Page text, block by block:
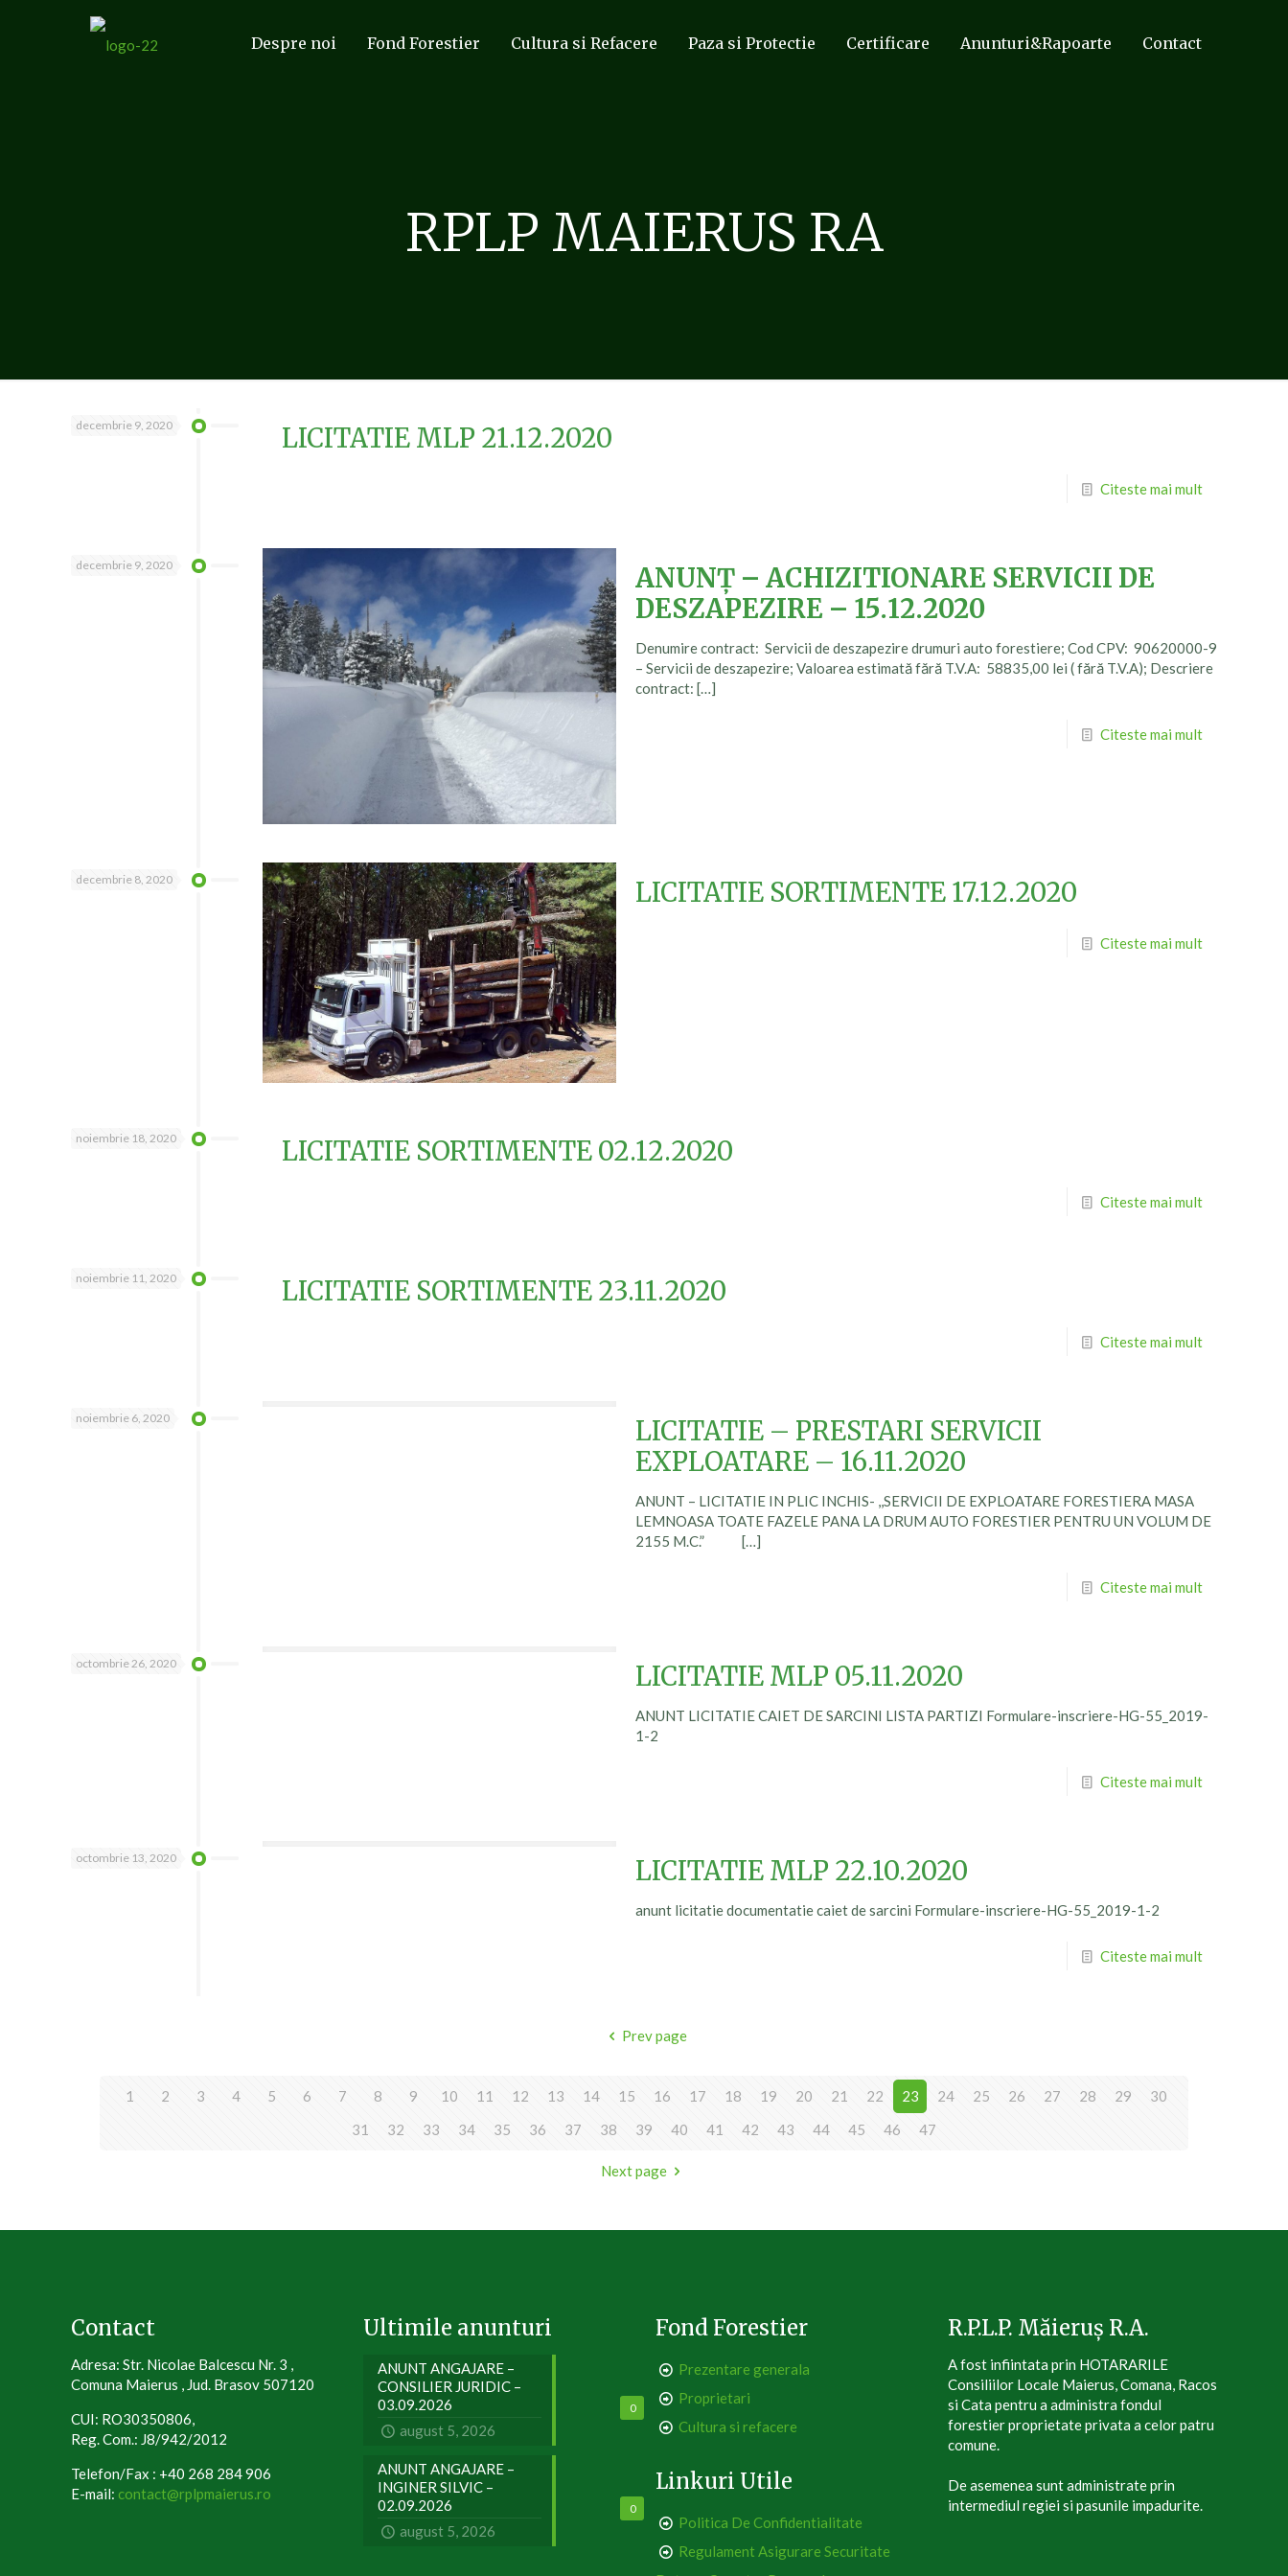
Despre noi Fond Forestier Cultura si Refacere Paza si Protectie Certificare Anunturi&Rapoarte Contact
RPLP MAIERUS RA
decembrie 9, 2020 LICITATIE MLP 21.12.2020
Citeste mai mult
decembrie 9, 2020
ANUNȚ – ACHIZITIONARE SERVICII DE
DESZAPEZIRE – 15.12.2020
Denumire contract: Servicii de deszapezire drumuri auto forestiere; Cod CPV: 90620000-9
– Servicii de deszapezire; Valoarea estimată fără T.V.A: 58835,00 lei ( fără T.V.A); Descriere
contract: […]
Citeste mai mult
decembrie 8, 2020 LICITATIE SORTIMENTE 17.12.2020
Citeste mai mult
noiembrie 18, 2020 LICITATIE SORTIMENTE 02.12.2020
Citeste mai mult
noiembrie 11, 2020 LICITATIE SORTIMENTE 23.11.2020
Citeste mai mult
noiembrie 6, 2020
LICITATIE – PRESTARI SERVICII
EXPLOATARE – 16.11.2020
ANUNT – LICITATIE IN PLIC INCHIS- ,,SERVICII DE EXPLOATARE FORESTIERA MASA
LEMNOASA TOATE FAZELE PANA LA DRUM AUTO FORESTIER PENTRU UN VOLUM DE
2155 M.C.”
[…]
Citeste mai mult
octombrie 26, 2020 LICITATIE MLP 05.11.2020
ANUNT LICITATIE CAIET DE SARCINI LISTA PARTIZI Formulare-inscriere-HG-55_2019-
1-2
Citeste mai mult
octombrie 13, 2020 LICITATIE MLP 22.10.2020
anunt licitatie documentatie caiet de sarcini Formulare-inscriere-HG-55_2019-1-2
Citeste mai mult
Prev page
1 2 3 4 5 6 7 8 9 10 11 12 13 14 15 16 17 18 19 20 21 22 23 24 25 26 27 28 29
30
31
32 33 34 35 36 37 38 39 40 41 42 43 44 45 46 47
Next page
Contact
Adresa: Str. Nicolae Balcescu Nr. 3 ,
Comuna Maierus , Jud. Brasov 507120
CUI: RO30350806,
Reg. Com.: J8/942/2012
Telefon/Fax : +40 268 284 906
E-mail: contact@rplpmaierus.ro
Ultimile anunturi
0
ANUNT ANGAJARE –
CONSILIER JURIDIC –
03.09.2026
august 5, 2026
0
ANUNT ANGAJARE –
INGINER SILVIC –
02.09.2026
august 5, 2026
Fond Forestier
Prezentare generala
Proprietari
Cultura si refacere
Linkuri Utile
Politica De Confidentialitate
Regulament Asigurare Securitate
R.P.L.P. Măieruș R.A.
A fost infiintata prin HOTARARILE
Consiliilor Locale Maierus, Comana, Racos
si Cata pentru a administra fondul
forestier proprietate privata a celor patru
comune.
De asemenea sunt administrate prin
intermediul regiei si pasunile impadurite.